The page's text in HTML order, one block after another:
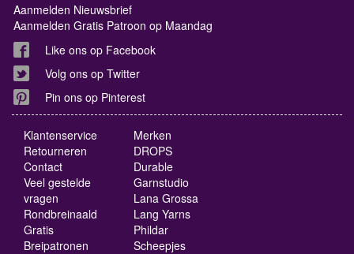
Aanmelden Nieuwsbrief
Aanmelden Gratis Patroon op Maandag
Like ons op Facebook
Volg ons op Twitter
Pin ons op Pinterest
Klantenservice
Retourneren
Contact
Veel gestelde
vragen
Rondbreinaald
Gratis
Breipatronen
Merken
DROPS
Durable
Garnstudio
Lana Grossa
Lang Yarns
Phildar
Scheepjes